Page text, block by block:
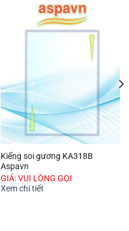
Kiếng soi gương KA318B
Aspavn
GIÁ: VUI LÒNG GỌI
Xem chi tiết